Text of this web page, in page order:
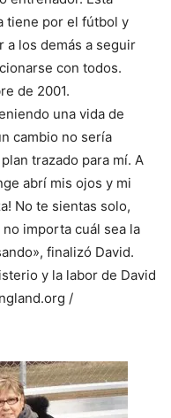
tiene por el fútbol y
a los demás a seguir
con todos.
de 2001.
una vida de
cambio no sería
trazado para mí. A
abrí mis ojos y mi
No te sientas solo,
importa cuál sea la
finalizó David.
y la labor de David
/